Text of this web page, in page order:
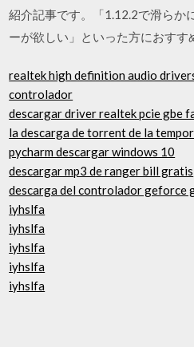
紹介記事です。「1.12.2で滑らか
ーが欲しい」といった方におすす
realtek high definition audio
controlador
descargar driver realtek pcie gbe
la descarga de torrent de la
pycharm descargar windows 10
descargar mp3 de ranger bill gratis
descarga del controlador geforce
iyhslfa
iyhslfa
iyhslfa
iyhslfa
iyhslfa